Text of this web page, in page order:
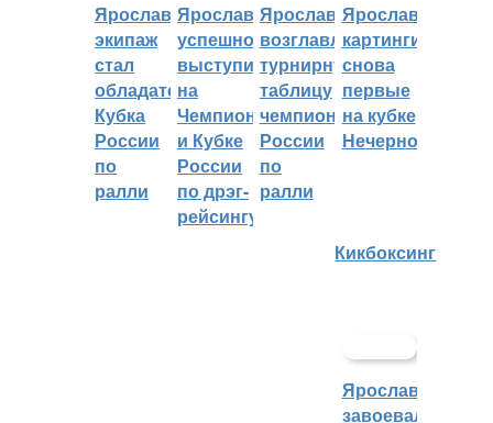
Ярославский
экипаж
стал
обладателем
Кубка
России
по
ралли
Ярославцы
успешно
выступили
на
Чемпионате
и Кубке
России
по дрэг-
рейсингу
Ярославцы
возглавляют
турнирную
таблицу
чемпионата
России
по
ралли
Ярославские
картингисты
снова
первые
на кубке
Нечерноземья
Кикбоксинг
Ярославцы
завоевали